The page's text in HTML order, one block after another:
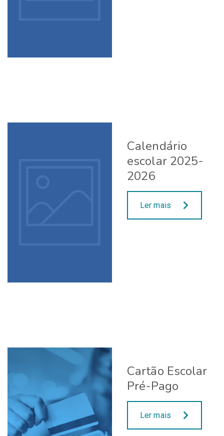
Calendário
escolar 2025-
2026
Ler mais
Cartão Escolar
Pré-Pago
Ler mais